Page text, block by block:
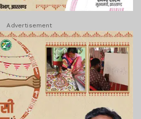
Advertisement